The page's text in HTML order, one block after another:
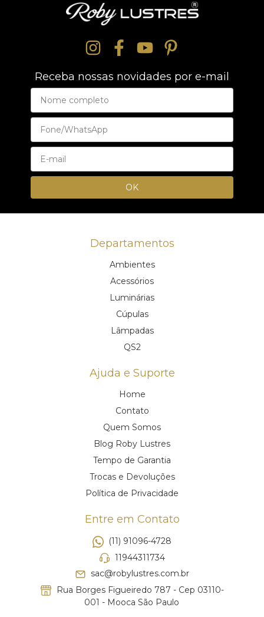
Receba nossas novidades por e-mail
Departamentos
Ambientes
Acessórios
Luminárias
Cúpulas
Lâmpadas
QS2
Ajuda e Suporte
Home
Contato
Quem Somos
Blog Roby Lustres
Tempo de Garantia
Trocas e Devoluções
Política de Privacidade
Entre em Contato
(11) 91096-4728
11944311734
sac@robylustres.com.br
Rua Borges Figueiredo 787 - Cep 03110-
001 - Mooca São Paulo